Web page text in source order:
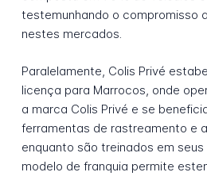
testemunhando o compromisso
nestes mercados.
Paralelamente, Colis Privé
licença para Marrocos, onde
a marca Colis Privé e se
ferramentas de rastreamento e
enquanto são treinados em
modelo de franquia permite